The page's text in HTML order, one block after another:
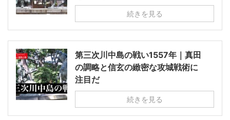
続きを見る
第三次川中島の戦い1557年｜真田
の調略と信玄の緻密な攻城戦術に
注目だ
続きを見る